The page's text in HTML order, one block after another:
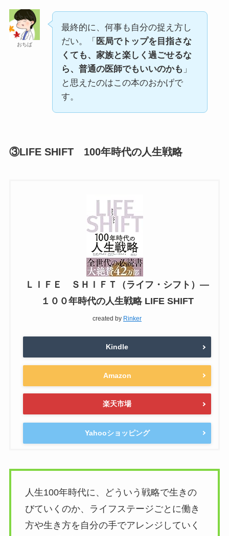
おちば
最終的に、何事も自分の捉え方し
だい。「 医局でトップを目指さな
くても、家族と楽しく過ごせるな
ら、普通の医師でもいいのかも 」
と思えたのはこの本のおかげで
す。
③LIFE SHIFT 100年時代の人生戦略
ＬＩＦＥ ＳＨＩＦＴ（ライフ・シフト）―
１００年時代の人生戦略 LIFE SHIFT
created by Rinker
Kindle
Amazon
楽天市場
Yahooショッピング
人生100年時代に、どういう戦略で生きの
びていくのか、ライフステージごとに働き
方や生き方を自分の手でアレンジしていく